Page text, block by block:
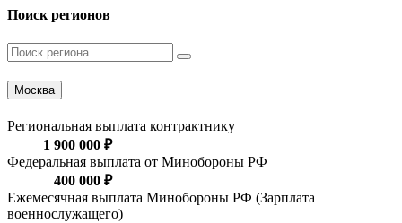
Поиск регионов
Москва
Региональная выплата контрактнику
1 900 000 ₽
Федеральная выплата от Минобороны РФ
400 000 ₽
Ежемесячная выплата Минобороны РФ (Зарплата
военнослужащего)